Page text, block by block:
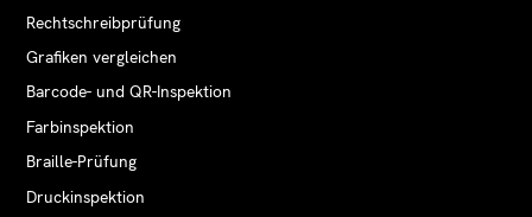
Rechtschreibprüfung
Grafiken vergleichen
Barcode- und QR-Inspektion
Farbinspektion
Braille-Prüfung
Druckinspektion